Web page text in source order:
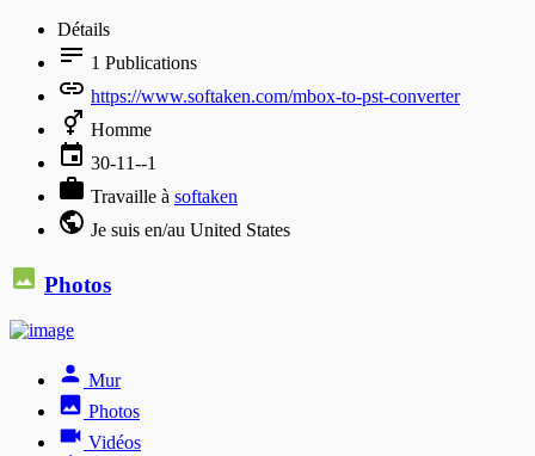
Détails
1 Publications
https://www.softaken.com/mbox-to-pst-converter
Homme
30-11--1
Travaille à softaken
Je suis en/au United States
Photos
Mur
Photos
Vidéos